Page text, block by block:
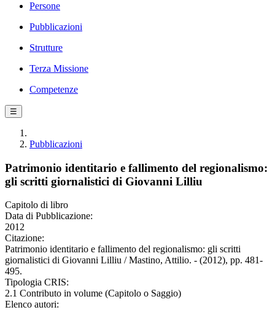
Persone
Pubblicazioni
Strutture
Terza Missione
Competenze
☰
Pubblicazioni
Patrimonio identitario e fallimento del regionalismo:
gli scritti giornalistici di Giovanni Lilliu
Capitolo di libro
Data di Pubblicazione:
2012
Citazione:
Patrimonio identitario e fallimento del regionalismo: gli scritti
giornalistici di Giovanni Lilliu / Mastino, Attilio. - (2012), pp. 481-
495.
Tipologia CRIS:
2.1 Contributo in volume (Capitolo o Saggio)
Elenco autori: